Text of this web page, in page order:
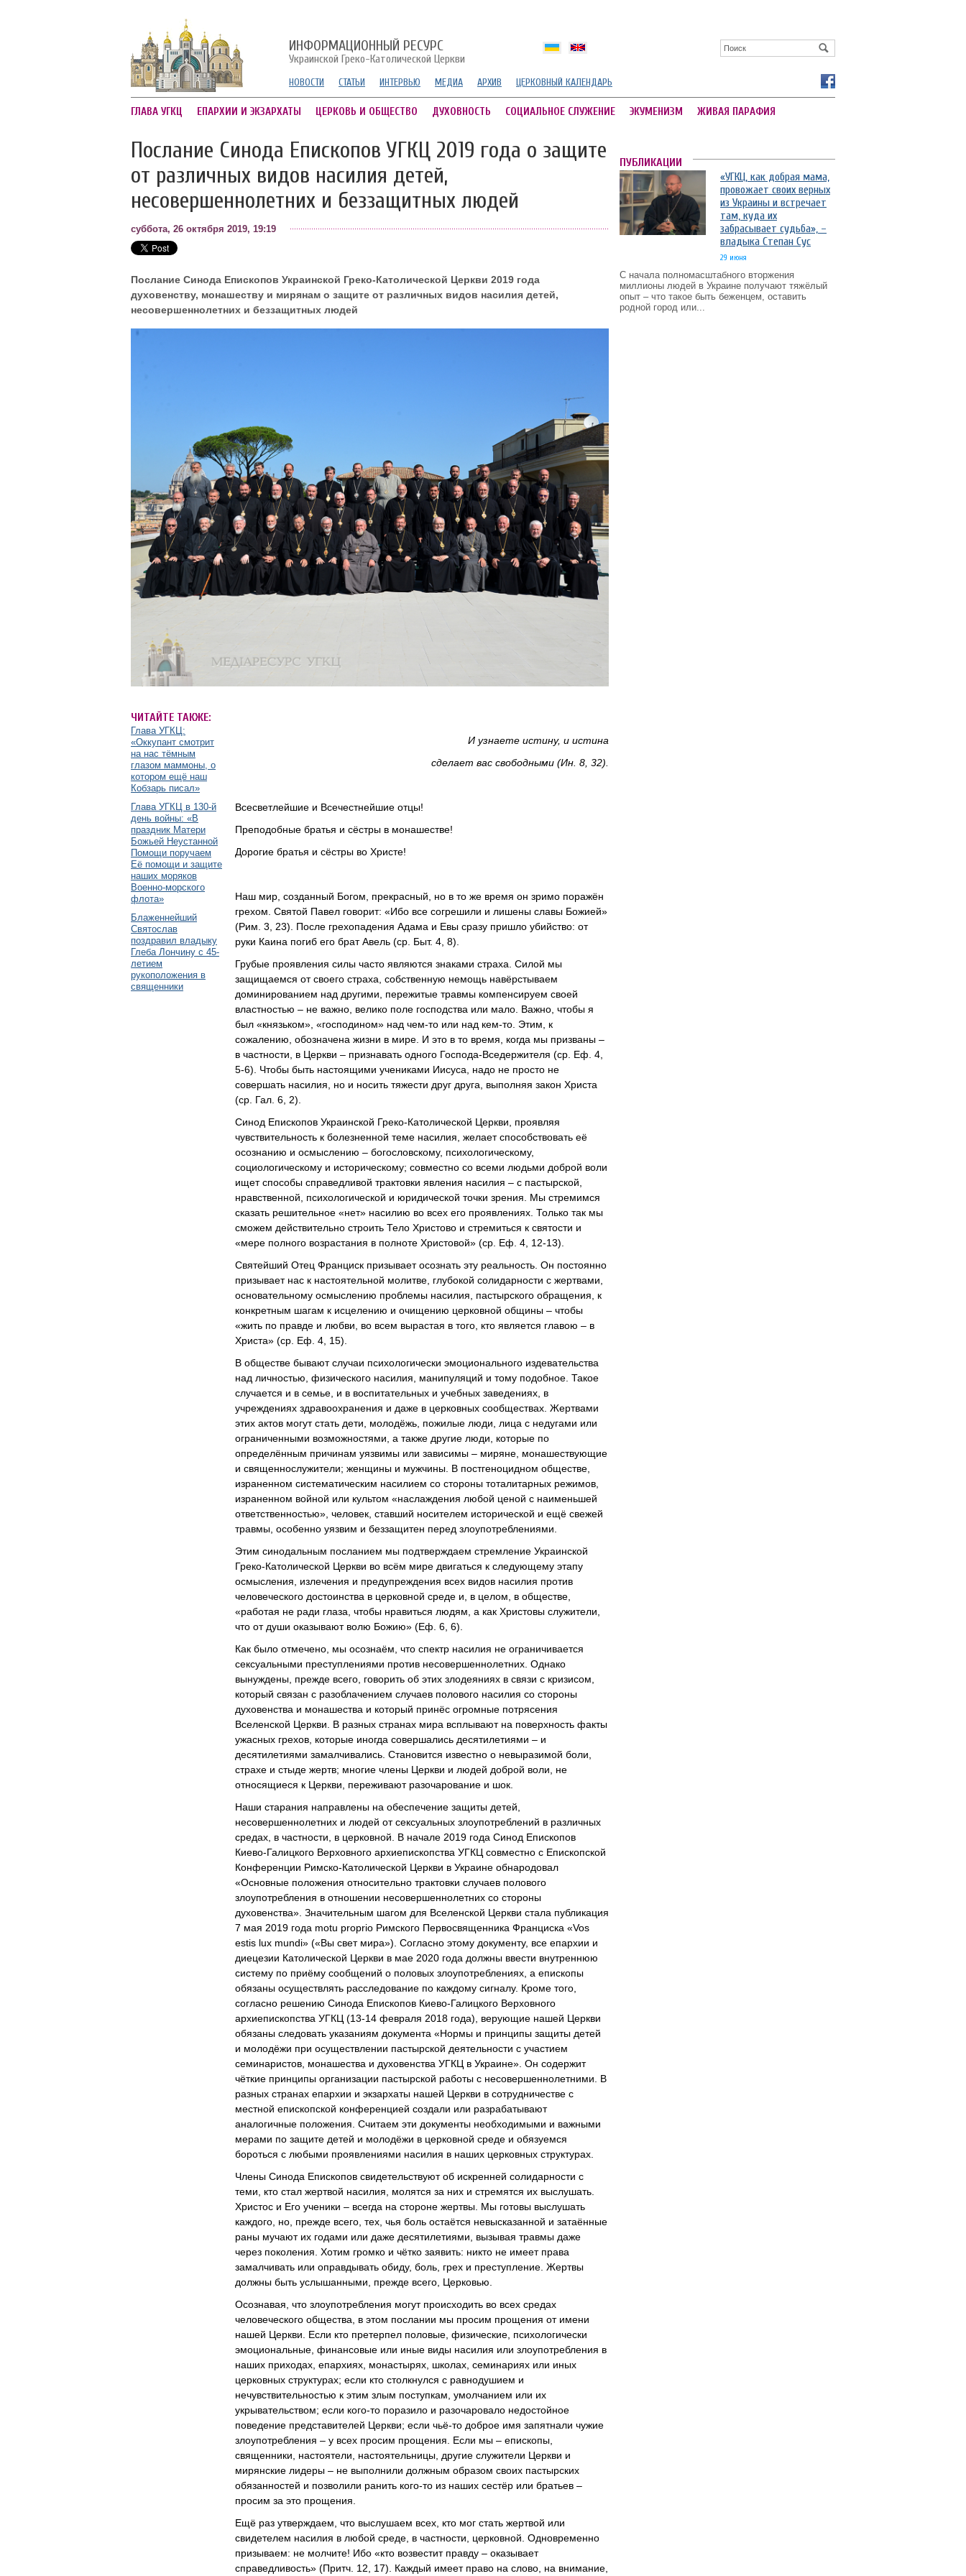
ИНФОРМАЦИОННЫЙ РЕСУРС
Украинской Греко-Католической Церкви
НОВОСТИ СТАТЬИ ИНТЕРВЬЮ МЕДИА АРХИВ ЦЕРКОВНЫЙ КАЛЕНДАРЬ
ГЛАВА УГКЦ ЕПАРХИИ И ЭКЗАРХАТЫ ЦЕРКОВЬ И ОБЩЕСТВО ДУХОВНОСТЬ СОЦИАЛЬНОЕ СЛУЖЕНИЕ ЭКУМЕНИЗМ ЖИВАЯ ПАРАФИЯ
Послание Синода Епископов УГКЦ 2019 года о защите
от различных видов насилия детей,
несовершеннолетних и беззащитных людей
суббота, 26 октября 2019, 19:19
Послание Синода Епископов Украинской Греко-Католической Церкви 2019 года
духовенству, монашеству и мирянам о защите от различных видов насилия детей,
несовершеннолетних и беззащитных людей
ЧИТАЙТЕ ТАКЖЕ:
Глава УГКЦ:
«Оккупант смотрит
на нас тёмным
глазом маммоны, о
котором ещё наш
Кобзарь писал»
Глава УГКЦ в 130-й
день войны: «В
праздник Матери
Божьей Неустанной
Помощи поручаем
Её помощи и защите
наших моряков
Военно-морского
флота»
Блаженнейший
Святослав
поздравил владыку
Глеба Лончину с 45-
летием
рукоположения в
священники
И узнаете истину, и истина
сделает вас свободными (Ин. 8, 32).
Всесветлейшие и Всечестнейшие отцы!
Преподобные братья и сёстры в монашестве!
Дорогие братья и сёстры во Христе!
Наш мир, созданный Богом, прекрасный, но в то же время он зримо поражён
грехом. Святой Павел говорит: «Ибо все согрешили и лишены славы Божией»
(Рим. 3, 23). После грехопадения Адама и Евы сразу пришло убийство: от
руки Каина погиб его брат Авель (ср. Быт. 4, 8).
Грубые проявления силы часто являются знаками страха. Силой мы
защищаемcя от своего страха, собственную немощь навёрстываем
доминированием над другими, пережитые травмы компенсируем своей
властностью – не важно, велико поле господства или мало. Важно, чтобы я
был «князьком», «господином» над чем-то или над кем-то. Этим, к
сожалению, обозначена жизни в мире. И это в то время, когда мы призваны –
в частности, в Церкви – признавать одного Господа-Вседержителя (ср. Еф. 4,
5-6). Чтобы быть настоящими учениками Иисуса, надо не просто не
совершать насилия, но и носить тяжести друг друга, выполняя закон Христа
(ср. Гал. 6, 2).
Синод Епископов Украинской Греко-Католической Церкви, проявляя
чувствительность к болезненной теме насилия, желает способствовать её
осознанию и осмыслению – богословскому, психологическому,
социологическому и историческому; совместно со всеми людьми доброй воли
ищет способы справедливой трактовки явления насилия – с пастырской,
нравственной, психологической и юридической точки зрения. Мы стремимся
сказать решительное «нет» насилию во всех его проявлениях. Только так мы
сможем действительно строить Тело Христово и стремиться к святости и
«мере полного возрастания в полноте Христовой» (ср. Еф. 4, 12-13).
Святейший Отец Франциск призывает осознать эту реальность. Он постоянно
призывает нас к настоятельной молитве, глубокой солидарности с жертвами,
основательному осмыслению проблемы насилия, пастырского обращения, к
конкретным шагам к исцелению и очищению церковной общины – чтобы
«жить по правде и любви, во всем вырастая в того, кто является главою – в
Христа» (ср. Еф. 4, 15).
В обществе бывают случаи психологически эмоционального издевательства
над личностью, физического насилия, манипуляций и тому подобное. Такое
случается и в семье, и в воспитательных и учебных заведениях, в
учреждениях здравоохранения и даже в церковных сообществах. Жертвами
этих актов могут стать дети, молодёжь, пожилые люди, лица с недугами или
ограниченными возможностями, а также другие люди, которые по
определённым причинам уязвимы или зависимы – миряне, монашествующие
и священнослужители; женщины и мужчины. В постгеноцидном обществе,
израненном систематическим насилием со стороны тоталитарных режимов,
израненном войной или культом «наслаждения любой ценой с наименьшей
ответственностью», человек, ставший носителем исторической и ещё свежей
травмы, особенно уязвим и беззащитен перед злоупотреблениями.
Этим синодальным посланием мы подтверждаем стремление Украинской
Греко-Католической Церкви во всём мире двигаться к следующему этапу
осмысления, излечения и предупреждения всех видов насилия против
человеческого достоинства в церковной среде и, в целом, в обществе,
«работая не ради глаза, чтобы нравиться людям, а как Христовы служители,
что от души оказывают волю Божию» (Еф. 6, 6).
Как было отмечено, мы осознаём, что спектр насилия не ограничивается
сексуальными преступлениями против несовершеннолетних. Однако
вынуждены, прежде всего, говорить об этих злодеяниях в связи с кризисом,
который связан с разоблачением случаев полового насилия со стороны
духовенства и монашества и который принёс огромные потрясения
Вселенской Церкви. В разных странах мира всплывают на поверхность факты
ужасных грехов, которые иногда совершались десятилетиями – и
десятилетиями замалчивались. Становится известно о невыразимой боли,
страхе и стыде жертв; многие члены Церкви и людей доброй воли, не
относящиеся к Церкви, переживают разочарование и шок.
Наши старания направлены на обеспечение защиты детей,
несовершеннолетних и людей от сексуальных злоупотреблений в различных
средах, в частности, в церковной. В начале 2019 года Синод Епископов
Киево-Галицкого Верховного архиепископства УГКЦ совместно с Епископской
Конференции Римско-Католической Церкви в Украине обнародовал
«Основные положения относительно трактовки случаев полового
злоупотребления в отношении несовершеннолетних со стороны
духовенства». Значительным шагом для Вселенской Церкви стала публикация
7 мая 2019 года motu proprio Римского Первосвященника Франциска «Vos
estis lux mundi» («Вы свет мира»). Согласно этому документу, все епархии и
диецезии Католической Церкви в мае 2020 года должны ввести внутреннюю
систему по приёму сообщений о половых злоупотреблениях, а епископы
обязаны осуществлять расследование по каждому сигналу. Кроме того,
согласно решению Синода Епископов Киево-Галицкого Верховного
архиепископства УГКЦ (13-14 февраля 2018 года), верующие нашей Церкви
обязаны следовать указаниям документа «Нормы и принципы защиты детей
и молодёжи при осуществлении пастырской деятельности с участием
семинаристов, монашества и духовенства УГКЦ в Украине». Он содержит
чёткие принципы организации пастырской работы с несовершеннолетними. В
разных странах епархии и экзархаты нашей Церкви в сотрудничестве с
местной епископской конференцией создали или разрабатывают
аналогичные положения. Считаем эти документы необходимыми и важными
мерами по защите детей и молодёжи в церковной среде и обязуемся
бороться с любыми проявлениями насилия в наших церковных структурах.
Члены Синода Епископов свидетельствуют об искренней солидарности с
теми, кто стал жертвой насилия, молятся за них и стремятся их выслушать.
Христос и Его ученики – всегда на стороне жертвы. Мы готовы выслушать
каждого, но, прежде всего, тех, чья боль остаётся невысказанной и затаённые
раны мучают их годами или даже десятилетиями, вызывая травмы даже
через поколения. Хотим громко и чётко заявить: никто не имеет права
замалчивать или оправдывать обиду, боль, грех и преступление. Жертвы
должны быть услышанными, прежде всего, Церковью.
Осознавая, что злоупотребления могут происходить во всех средах
человеческого общества, в этом послании мы просим прощения от имени
нашей Церкви. Если кто претерпел половые, физические, психологически
эмоциональные, финансовые или иные виды насилия или злоупотребления в
наших приходах, епархиях, монастырях, школах, семинариях или иных
церковных структурах; если кто столкнулся с равнодушием и
нечувствительностью к этим злым поступкам, умолчанием или их
укрывательством; если кого-то поразило и разочаровало недостойное
поведение представителей Церкви; если чьё-то доброе имя запятнали чужие
злоупотребления – у всех просим прощения. Если мы – епископы,
священники, настоятели, настоятельницы, другие служители Церкви и
мирянские лидеры – не выполнили должным образом своих пастырских
обязанностей и позволили ранить кого-то из наших сестёр или братьев –
просим за это прощения.
Ещё раз утверждаем, что выслушаем всех, кто мог стать жертвой или
свидетелем насилия в любой среде, в частности, церковной. Одновременно
призываем: не молчите! Ибо «кто возвестит правду – оказывает
справедливость» (Притч. 12, 17). Каждый имеет право на слово, на внимание,
ПУБЛИКАЦИИ
«УГКЦ, как добрая мама,
провожает своих верных
из Украины и встречает
там, куда их
забрасывает судьба», –
владыка Степан Сус
29 июня
С начала полномасштабного вторжения
миллионы людей в Украине получают тяжёлый
опыт – что такое быть беженцем, оставить
родной город или...